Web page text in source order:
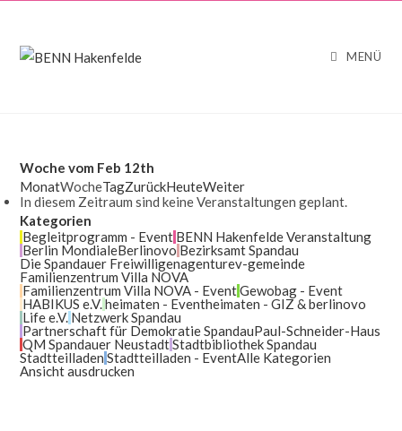
MENÜ
Woche vom Feb 12th
MonatWocheTagZurückHeuteWeiter
In diesem Zeitraum sind keine Veranstaltungen geplant.
Kategorien
Begleitprogramm - Event BENN Hakenfelde Veranstaltung
Berlin MondialeBerlinovo Bezirksamt Spandau
Die Spandauer Freiwilligenagenturev-gemeinde
Familienzentrum Villa NOVA
Familienzentrum Villa NOVA - EventGewobag - Event
HABIKUS e.V. heimaten - Eventheimaten - GIZ & berlinovo
Life e.V. Netzwerk Spandau
Partnerschaft für Demokratie SpandauPaul-Schneider-Haus
QM Spandauer NeustadtStadtbibliothek Spandau
Stadtteilladen Stadtteilladen - EventAlle Kategorien
Ansichtausdrucken